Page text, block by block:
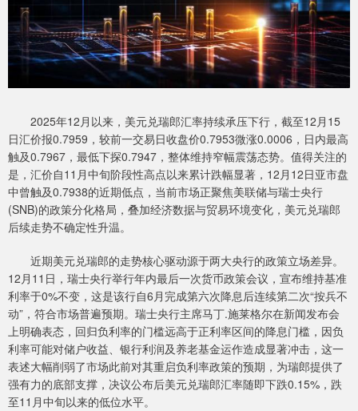
2025年12月以来，美元兑瑞郎汇率持续承压下行，截至12月15
日汇价报0.7959，较前一交易日收盘价0.7953微涨0.0006，日内最高
触及0.7967，最低下探0.7947，整体维持窄幅震荡态势。值得关注的
是，汇价自11月中旬阶段性高点以来累计跌幅显著，12月12日亚市盘
中曾触及0.7938的近期低点，当前市场正聚焦美联储与瑞士央行
(SNB)的政策分化格局，叠加经济数据与贸易环境变化，美元兑瑞郎
后续走势不确定性升温。
近期美元兑瑞郎的走势核心驱动源于两大央行的政策立场差异。
12月11日，瑞士央行举行年内最后一次货币政策会议，宣布维持基准
利率于0%不变，这是该行自6月完成第六次降息后连续第二次“按兵不
动”，符合市场普遍预期。瑞士央行主席马丁.施莱格尔在新闻发布会
上明确表态，回归负利率的门槛远高于正利率区间的降息门槛，因负
利率可能对储户收益、银行利润及养老基金运作造成显著冲击，这一
表述大幅削弱了市场此前对其重启负利率政策的预期，为瑞郎提供了
强有力的底部支撑，决议公布后美元兑瑞郎汇率随即下跌0.15%，跌
至11月中旬以来的低位水平。